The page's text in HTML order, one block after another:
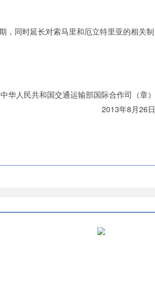
同时延长对索马里和厄立特里亚的相关制
人民共和国交通运输部国际合作司（章）
2013年8月26日